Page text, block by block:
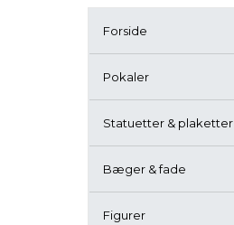
Forside
Pokaler
Statuetter & plaketter
Bæger & fade
Figurer